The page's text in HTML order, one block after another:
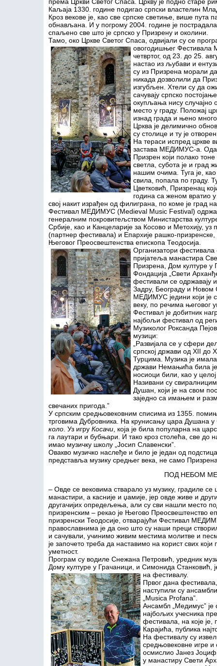
Каљаја 1330. године подигао српски властелин
Кроз векове је, као све српске светиње, више пута
обнављана. И у погрому 2004. године је
спаљено све што је српско у Призрену и околини.
Тамо, око Цркве Светог Спаса, одвијали су се
овогодишњег Фестивала
четвртог, од 23. до 25.
настао из љубави и
су из Призрена морали
никада дозволили да
изгубљен. Хтели су да
сачувају српско
окупљања нису случајно
место у граду. Положај
изнад града и њено
Црква је делимично
су столице и ту је
На тераси испред цркве
застава МЕДИМУС-а.
Призрен који полако
светла, субота је и град
нашим очима. Туга је,
свила, попала по граду.
Цветковић, Призренац
година са женом вратио
свој накит израђен од филиграна, по коме је град
Фестивал МЕДИМУС (Medieval Music Festival)
генералним покровитељством Министарства
Србије, као и Канцеларије за Косово и Метохију,
(партнер фестивала) и Епархије рашко-призренске,
Његовог Преосвештенства епископа Теодосија.
Организатори фестивала
пријатеља манастира
Призрена, Дом културе у
Фондација „Свети
фестивали се одржавају
Задру, Београду и Новом
МЕДИМУС једини који је
веку, по речима његовог
Фестивал је добитник
најбољи фестивал од
Музиколог Роксанда
музици:
„Развијала се у сфери
српској држави од XII до
Турцима. Музика је
држави Немањића била
носиоци били, као у
Називани су
Душан, који је на свом
заједно са имањем и
свечаних пригода.”
У српским средњовековним списима из 1355.
трговима Дубровника. На крунисању цара Душана
коло . Уз игру Косачи , која је била популарна на
га лаутари и бубњари. И тако кроз столећа, све до
имао музичку школу „Јосип Славенски”.
Овакво музичко наслеђе и било је један од
представља музику средњег века, не само
ПОД НЕБОМ
– Овде се вековима стварало уз музику, градиле се
манастири, а касније и џамије, јер овде живе и
другачијих опредељења, али су сви нашли место
призренским – рекао је Његово Преосвештенство
призренски Теодосије, отварајући Фестивал
православнима је да оно што су наши преци
и сачували, учинимо живим местима молитве и
је започето треба да наставимо на корист свих који
уметност.
Програм су водиле Снежана Петровић, уредник
Дому културе у Грачаници, и Симонида Станковић,
на фестивалу.
Првог дана
наступили су
„Musica Profana”.
Ансамбл „Медимус” је
најбољих учесника
фестивала, на које
Карајића, публика
На фестивалу су
средњовековне игре и
осмислио Јанез
у манастиру Свети